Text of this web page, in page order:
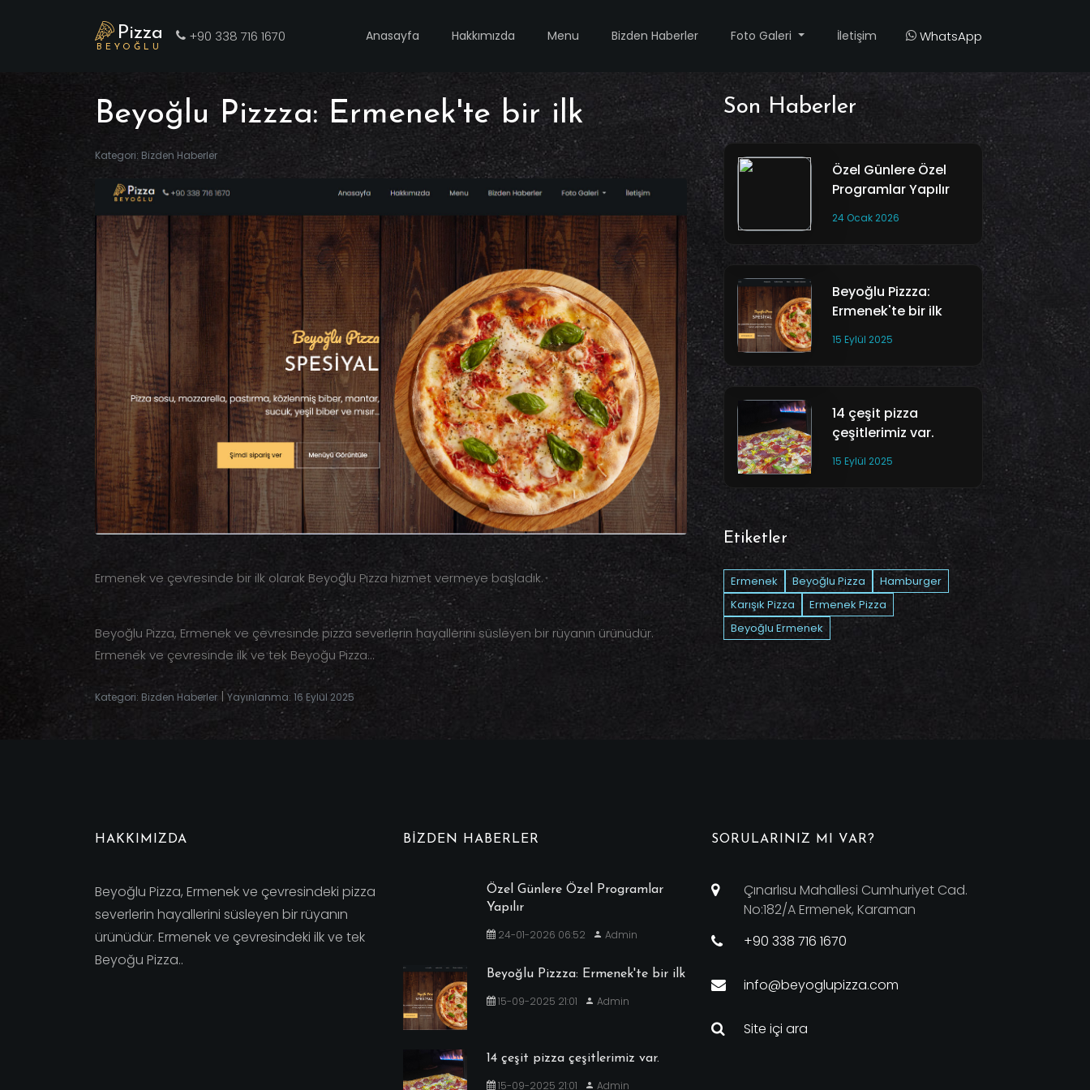
Pizza
BEYOĞLU
+90 338 716 1670 Anasayfa Hakkımızda Menu Bizden Haberler Foto Galeri İletişim WhatsApp
Beyoğlu Pizzza: Ermenek'te bir ilk
Kategori: Bizden Haberler
Ermenek ve çevresinde bir ilk olarak Beyoğlu Pizza hizmet vermeye başladık.
Beyoğlu Pizza, Ermenek ve çevresinde pizza severlerin hayallerini süsleyen bir rüyanın ürünüdür.
Ermenek ve çevresinde ilk ve tek Beyoğu Pizza...
Kategori: Bizden Haberler |Yayınlanma: 16 Eylül 2025
Son Haberler
Özel Günlere Özel
Programlar Yapılır
24 Ocak 2026
Beyoğlu Pizzza:
Ermenek'te bir ilk
15 Eylül 2025
14 çeşit pizza
çeşitlerimiz var.
15 Eylül 2025
Etiketler
Ermenek Beyoğlu Pizza
Hamburger
Karışık Pizza
Ermenek Pizza
Beyoğlu Ermenek
HAKKIMIZDA
Beyoğlu Pizza, Ermenek ve çevresindeki pizza
severlerin hayallerini süsleyen bir rüyanın
ürünüdür. Ermenek ve çevresindeki ilk ve tek
Beyoğu Pizza..
BIZDEN HABERLER
Özel Günlere Özel Programlar
Yapılır
24-01-2026 06:52 Admin
Beyoğlu Pizzza: Ermenek'te bir ilk
15-09-2025 21:01 Admin
14 çeşit pizza çeşitlerimiz var.
15-09-2025 21:01 Admin
SORULARINIZ MI VAR?
Çınarlısu Mahallesi Cumhuriyet Cad.
No:182/A Ermenek, Karaman
+90 338 716 1670
info@beyoglupizza.com
Site içi ara